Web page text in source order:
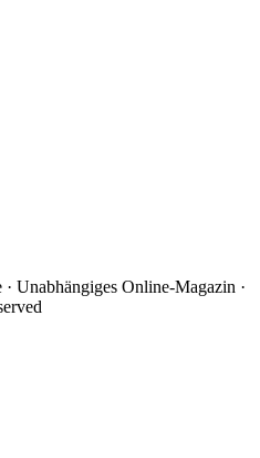
Unabhängiges Online-Magazin ·